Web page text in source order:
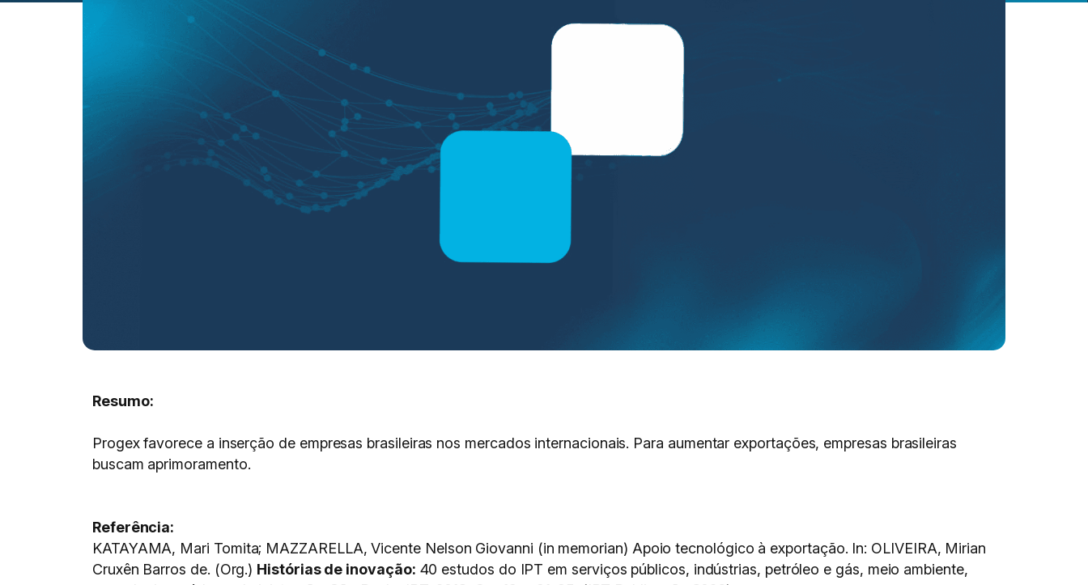
Resumo:
Progex favorece a inserção de empresas brasileiras nos mercados internacionais. Para aumentar exportações, empresas brasileiras
buscam aprimoramento.
Referência:
KATAYAMA, Mari Tomita; MAZZARELLA, Vicente Nelson Giovanni (in memorian) Apoio tecnológico à exportação. In: OLIVEIRA, Mirian
Cruxên Barros de. (Org.) Histórias de inovação: 40 estudos do IPT em serviços públicos, indústrias, petróleo e gás, meio ambiente,